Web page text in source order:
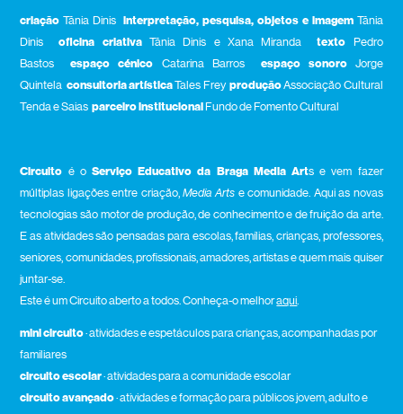
criação Tânia Dinisinterpretação, pesquisa, objetos e imagemTânia
Dinisoficina criativaTânia Dinis e Xana Mirandatexto Pedro
Bastosespaço cénico Catarina Barros espaço sonoroJorge
Quintela consultoria artísticaTales FreyproduçãoAssociação Cultural
Tenda e Saiasparceiro institucionalFundo de Fomento Cultural
Circuito é oServiço Educativo da Braga Media Arts e vem fazer
múltiplas ligações entre criação,Media Arts e comunidade. Aqui as novas
tecnologias são motor de produção, de conhecimento e de fruição da arte.
E as atividades são pensadas para escolas, famílias, crianças, professores,
seniores, comunidades, profissionais, amadores, artistas e quem mais quiser
juntar-se.
Este é um Circuito aberto a todos. Conheça-o melhoraqui.
mini circuito· atividades e espetáculos para crianças, acompanhadas por
familiares
circuito escolar· atividades para a comunidade escolar
circuito avançado· atividades e formação para públicos jovem, adulto e